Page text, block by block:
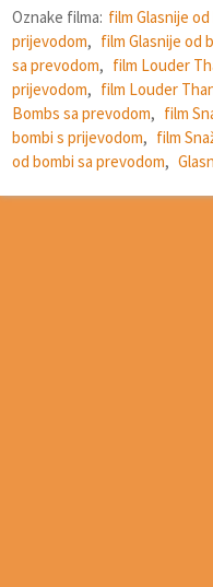
Oznake filma: film Glasnije
prijevodom, film Glasnije od
sa prevodom, film Louder
prijevodom, film Louder
Bombs sa prevodom, film
bombi s prijevodom, film
od bombi sa prevodom,